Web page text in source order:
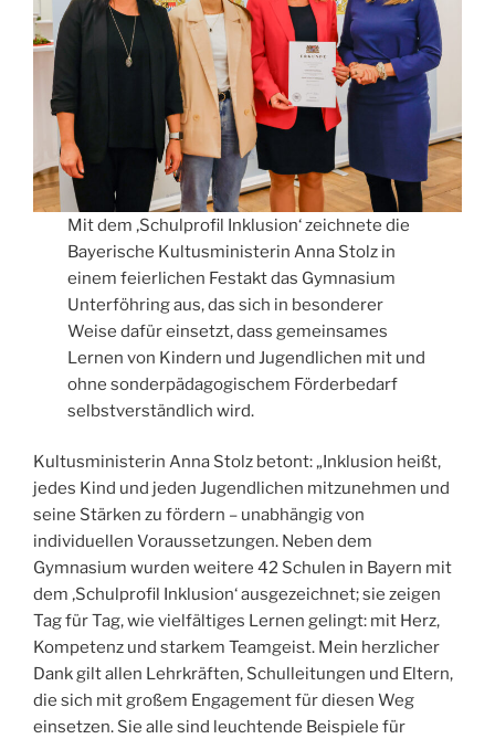
Mit dem ‚Schulprofil Inklusion‘ zeichnete die
Bayerische Kultusministerin Anna Stolz in
einem feierlichen Festakt das Gymnasium
Unterföhring aus, das sich in besonderer
Weise dafür einsetzt, dass gemeinsames
Lernen von Kindern und Jugendlichen mit und
ohne sonderpädagogischem Förderbedarf
selbstverständlich wird.
Kultusministerin Anna Stolz betont: „Inklusion heißt,
jedes Kind und jeden Jugendlichen mitzunehmen und
seine Stärken zu fördern – unabhängig von
individuellen Voraussetzungen. Neben dem
Gymnasium wurden weitere 42 Schulen in Bayern mit
dem ‚Schulprofil Inklusion‘ ausgezeichnet; sie zeigen
Tag für Tag, wie vielfältiges Lernen gelingt: mit Herz,
Kompetenz und starkem Teamgeist. Mein herzlicher
Dank gilt allen Lehrkräften, Schulleitungen und Eltern,
die sich mit großem Engagement für diesen Weg
einsetzen. Sie alle sind leuchtende Beispiele für